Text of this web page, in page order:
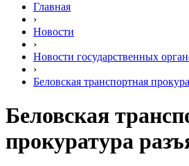
Главная
›
Новости
›
Новости государственных
›
Беловская транспортная
Беловская
прокуратура